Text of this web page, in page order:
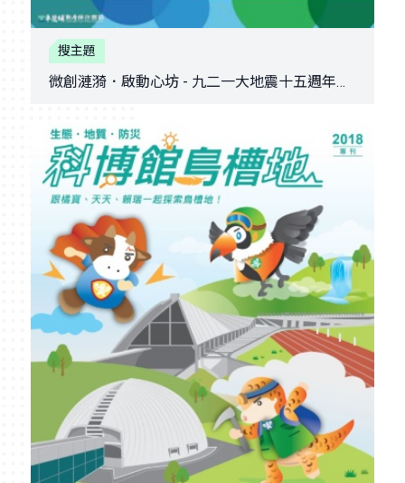
搜主題
微創漣漪．啟動心坊 - 九二一大地震十五週年得獎作品紀念刊